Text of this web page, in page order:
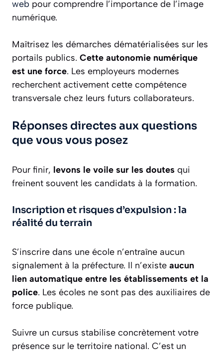
web pour comprendre l’importance de l’image
numérique.
Maîtrisez les démarches dématérialisées sur les
portails publics. Cette autonomie numérique
est une force. Les employeurs modernes
recherchent activement cette compétence
transversale chez leurs futurs collaborateurs.
Réponses directes aux questions
que vous vous posez
Pour finir, levons le voile sur les doutes qui
freinent souvent les candidats à la formation.
Inscription et risques d’expulsion : la
réalité du terrain
S’inscrire dans une école n’entraîne aucun
signalement à la préfecture. Il n’existe aucun
lien automatique entre les établissements et la
police. Les écoles ne sont pas des auxiliaires de
force publique.
Suivre un cursus stabilise concrètement votre
présence sur le territoire national. C’est un